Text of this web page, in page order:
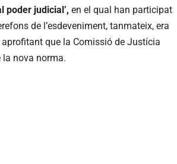
poder judicial’, en el qual han participat
de l’esdeveniment, tanmateix, era
aprofitant que la Comissió de Justícia
la nova norma.